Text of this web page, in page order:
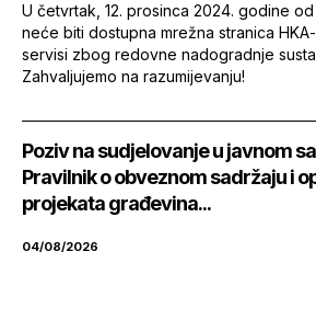
U četvrtak, 12. prosinca 2024. godine
neće biti dostupna mrežna stranica
servisi zbog redovne nadogradnje
Zahvaljujemo na razumijevanju!
Poziv na sudjelovanje u javnom
Pravilnik o obveznom sadržaju i
projekata građevina...
04/08/2026